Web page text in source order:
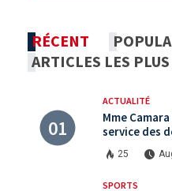
RÉCENT
ARTICLES LES
ACTUALITÉ
Mme
service des
République
25
SPORTS